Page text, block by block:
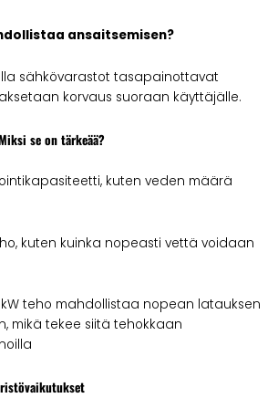
ansaitsemisen?
sähkövarastot tasapainottavat
korvaus suoraan käyttäjälle.
se on tärkeää?
kuten veden määrä
kuten kuinka nopeasti vettä voidaan
kW teho mahdollistaa nopean latauksen
mikä tekee siitä tehokkaan